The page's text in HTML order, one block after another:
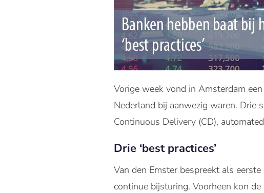
Vorige week vond in Amsterdam
Nederland bij aanwezig waren. Drie
Continuous Delivery (CD),
Drie ‘best practices’
Van den Emster bespreekt als
continue bijsturing. Voorheen kon